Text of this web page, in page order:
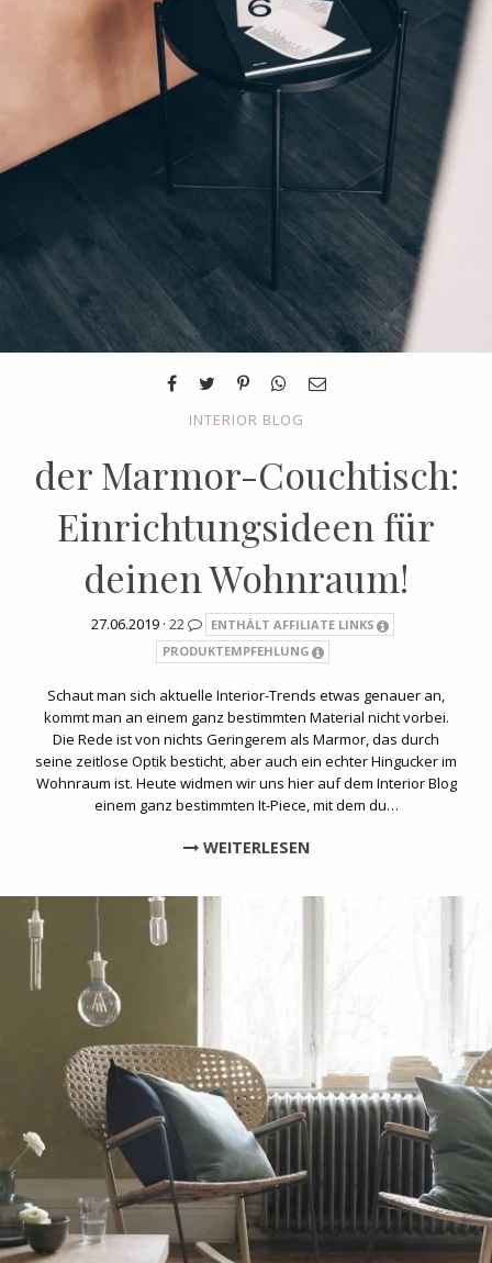
INTERIOR BLOG
der Marmor-Couchtisch:
Einrichtungsideen für
deinen Wohnraum!
27.06.2019 · 22
ENTHÄLT AFFILIATE LINKS
PRODUKTEMPFEHLUNG
Schaut man sich aktuelle Interior-Trends etwas genauer an,
kommt man an einem ganz bestimmten Material nicht vorbei.
Die Rede ist von nichts Geringerem als Marmor, das durch
seine zeitlose Optik besticht, aber auch ein echter Hingucker im
Wohnraum ist. Heute widmen wir uns hier auf dem Interior Blog
einem ganz bestimmten It-Piece, mit dem du…
WEITERLESEN